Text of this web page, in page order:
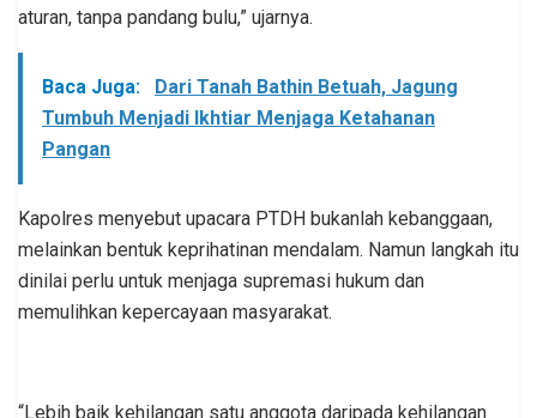
aturan, tanpa pandang bulu,” ujarnya.
Baca Juga:
Dari Tanah Bathin Betuah, Jagung
Tumbuh Menjadi Ikhtiar Menjaga Ketahanan
Pangan
Kapolres menyebut upacara PTDH bukanlah kebanggaan,
melainkan bentuk keprihatinan mendalam. Namun langkah itu
dinilai perlu untuk menjaga supremasi hukum dan
memulihkan kepercayaan masyarakat.
“Lebih baik kehilangan satu anggota daripada kehilangan